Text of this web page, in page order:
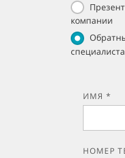
компании
специалиста
ИМЯ *
НОМЕР